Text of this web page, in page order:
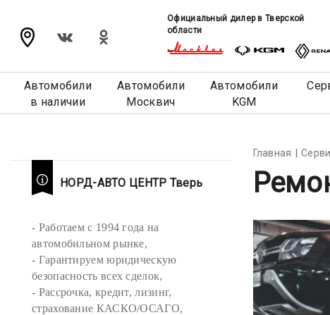
Официальный дилерв Тверской
области
Автомобили
в наличии
Автомобили
Москвич
Автомобили
KGM
Главная
НОРД-АВТО ЦЕНТР Тверь
- Работаем с 1994 года на
автомобильном рынке,
- Гарантируем юридическую
безопасность всех сделок,
- Рассрочка, кредит, лизинг,
страхование КАСКО/ОСАГО,